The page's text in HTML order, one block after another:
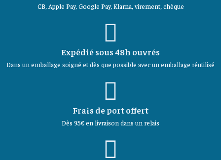
CB, Apple Pay, Google Pay, Klarna, virement, chèque
Expédié sous 48h ouvrés
Dans un emballage soigné et dès que possible avec un emballage réutilisé
Frais de port offert
Dès 95€ en livraison dans un relais